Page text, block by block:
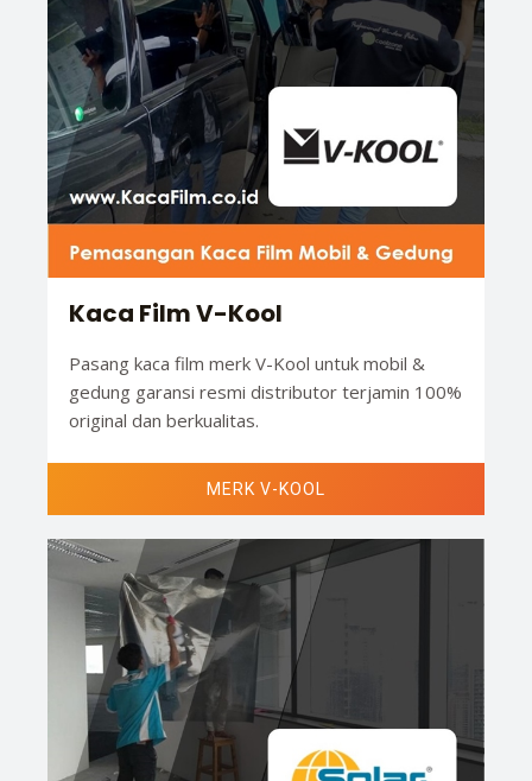
Kaca Film V-Kool
Pasang kaca film merk V-Kool untuk mobil &
gedung garansi resmi distributor terjamin 100%
original dan berkualitas.
MERK V-KOOL